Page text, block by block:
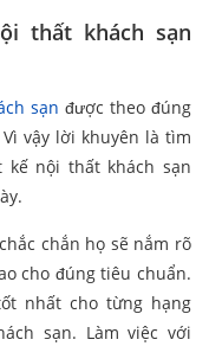
thất khách sạn
sạn được theo đúng
Vì vậy lời khuyên là tìm
nội thất khách sạn
chắn họ sẽ nắm rõ
cho đúng tiêu chuẩn.
nhất cho từng hạng
sạn. Làm việc với